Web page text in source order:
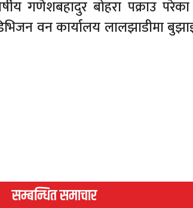
गणेशबहादुर बोहरा पक्राउ
वन कार्यालय लालझाडीमा
सम्बन्धित समाचार